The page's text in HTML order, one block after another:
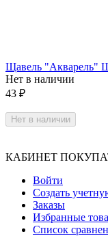
Щавель "Акварель"
Нет в наличии
43 ₽
Нет в наличии
КАБИНЕТ
Войти
Создать
Заказы
Избранные
Список